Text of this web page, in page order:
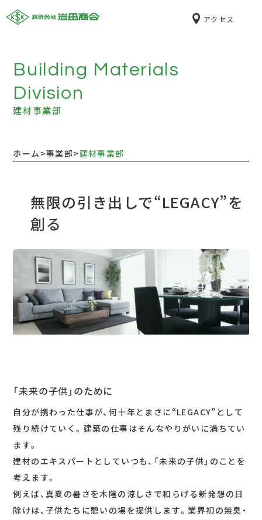
化学の総合商社 株式会社岩田商会 アクセス
Building Materials
Division
建材事業部
ホーム >事業部>建材事業部
無限の引き出しで“LEGACY”を
創る
「未来の子供」のために
自分が携わった仕事が、何十年とまさに“LEGACY”として
残り続けていく。建築の仕事はそんなやりがいに満ちてい
ます。
建材のエキスパートとしていつも、「未来の子供」のことを
考えます。
例えば、真夏の暑さを木陰の涼しさで和らげる新発想の日
除けは、子供たちに憩いの場を提供します。業界初の無臭・